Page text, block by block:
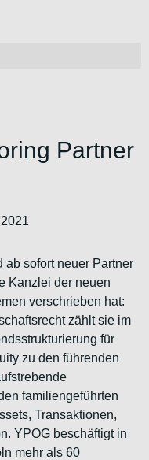
Partner
ab sofort neuer Partner
Kanzlei der neuen
verschrieben hat:
zählt sie im
für
zu den führenden
familiengeführten
Transaktionen,
YPOG beschäftigt in
mehr als 60